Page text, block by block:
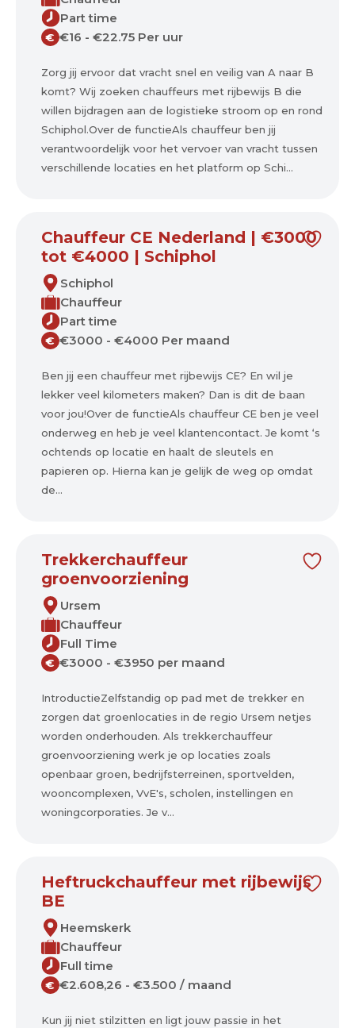
Part time
€ €16 - €22.75 Per uur
Zorg jij ervoor dat vracht snel en veilig van A naar B
komt? Wij zoeken chauffeurs met rijbewijs B die
willen bijdragen aan de logistieke stroom op en rond
Schiphol.Over de functieAls chauffeur ben jij
verantwoordelijk voor het vervoer van vracht tussen
verschillende locaties en het platform op Schi...
Chauffeur CE Nederland | €3000
tot €4000 | Schiphol
Schiphol
Chauffeur
Part time
€ €3000 - €4000 Per maand
Ben jij een chauffeur met rijbewijs CE? En wil je
lekker veel kilometers maken? Dan is dit de baan
voor jou!Over de functieAls chauffeur CE ben je veel
onderweg en heb je veel klantencontact. Je komt ‘s
ochtends op locatie en haalt de sleutels en
papieren op. Hierna kan je gelijk de weg op omdat
de...
Trekkerchauffeur
groenvoorziening
Ursem
Chauffeur
Full Time
€ €3000 - €3950 per maand
IntroductieZelfstandig op pad met de trekker en
zorgen dat groenlocaties in de regio Ursem netjes
worden onderhouden. Als trekkerchauffeur
groenvoorziening werk je op locaties zoals
openbaar groen, bedrijfsterreinen, sportvelden,
wooncomplexen, VvE's, scholen, instellingen en
woningcorporaties. Je v...
Heftruckchauffeur met rijbewijs
BE
Heemskerk
Chauffeur
Full time
€ €2.608,26 - €3.500 / maand
Kun jij niet stilzitten en ligt jouw passie in het